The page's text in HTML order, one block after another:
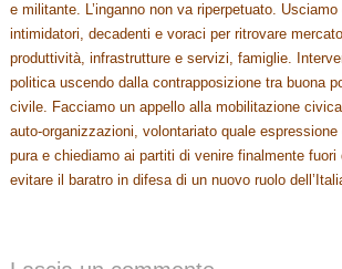
e militante. L’inganno non va riperpetuato.
intimidatori, decadenti e voraci per ritrovare
produttività, infrastrutture e servizi, famiglie.
politica uscendo dalla contrapposizione tra buona
civile. Facciamo un appello alla mobilitazione
auto-organizzazioni, volontariato quale
pura e chiediamo ai partiti di venire finalmente fuori
evitare il baratro in difesa di un nuovo ruolo